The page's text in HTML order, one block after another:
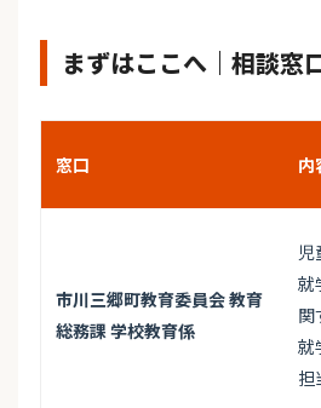
まずはここへ｜相談窓
窓口 内
市川三郷町教育委員会 教育
総務課 学校教育係
児
就
関
就
担